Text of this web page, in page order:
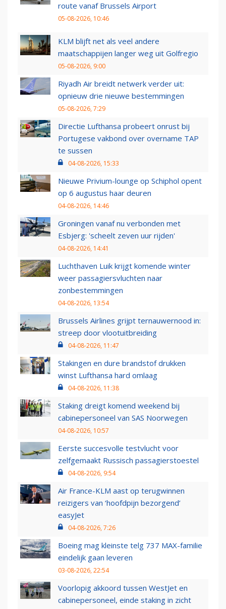
route vanaf Brussels Airport
05-08-2026, 10:46
KLM blijft net als veel andere
maatschappijen langer weg uit Golfregio
05-08-2026, 9:00
Riyadh Air breidt netwerk verder uit:
opnieuw drie nieuwe bestemmingen
05-08-2026, 7:29
Directie Lufthansa probeert onrust bij
Portugese vakbond over overname TAP
te sussen
04-08-2026, 15:33
Nieuwe Privium-lounge op Schiphol opent
op 6 augustus haar deuren
04-08-2026, 14:46
Groningen vanaf nu verbonden met
Esbjerg: 'scheelt zeven uur rijden'
04-08-2026, 14:41
Luchthaven Luik krijgt komende winter
weer passagiersvluchten naar
zonbestemmingen
04-08-2026, 13:54
Brussels Airlines grijpt ternauwernood in:
streep door vlootuitbreiding
04-08-2026, 11:47
Stakingen en dure brandstof drukken
winst Lufthansa hard omlaag
04-08-2026, 11:38
Staking dreigt komend weekend bij
cabinepersoneel van SAS Noorwegen
04-08-2026, 10:57
Eerste succesvolle testvlucht voor
zelfgemaakt Russisch passagierstoestel
04-08-2026, 9:54
Air France-KLM aast op terugwinnen
reizigers van ‘hoofdpijn bezorgend’
easyJet
04-08-2026, 7:26
Boeing mag kleinste telg 737 MAX-familie
eindelijk gaan leveren
03-08-2026, 22:54
Voorlopig akkoord tussen WestJet en
cabinepersoneel, einde staking in zicht